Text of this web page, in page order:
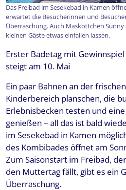
Das Freibad im Sesekebad in Kamen
erwartet die Besucherinnen und
Überraschung. Auch Maskottchen
kleinen Gäste etwas einfallen lassen.
Erster Badetag mit
steigt am 10. Mai
Ein paar Bahnen an der
Kinderbereich planschen, die
Erlebnisbecken testen und
genießen – all das ist bald
im Sesekebad in Kamen
des Kombibades öffnet am
Zum Saisonstart im Freibad,
den Muttertag fällt, gibt es ein
Überraschung.